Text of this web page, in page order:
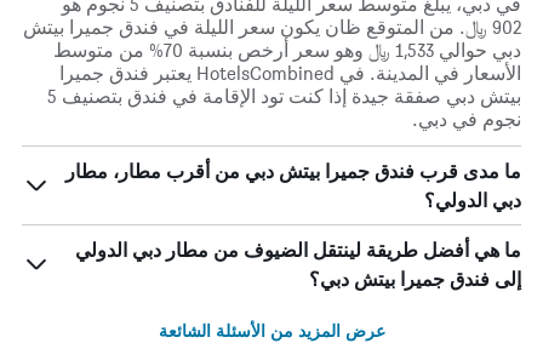
902 ﷼. من المتوقع ظان يكون سعر الليلة في فندق جميرا بيتش
دبي حوالي 1,533 ﷼ وهو سعر أرخص بنسبة 70% من متوسط
الأسعار في المدينة. في HotelsCombined يعتبر فندق جميرا
بيتش دبي صفقة جيدة إذا كنت تود الإقامة في فندق بتصنيف 5
نجوم في دبي.
ما مدى قرب فندق جميرا بيتش دبي من أقرب مطار، مطار
دبي الدولي؟
ما هي أفضل طريقة لينتقل الضيوف من مطار دبي الدولي
إلى فندق جميرا بيتش دبي؟
عرض المزيد من الأسئلة الشائعة